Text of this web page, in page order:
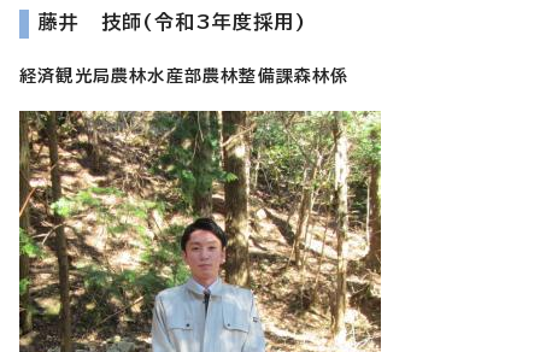
藤井 技師(令和3年度採用)
経済観光局農林水産部農林整備課森林係